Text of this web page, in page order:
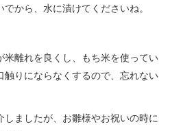
から、水に漬けてくださいね。
離れを良くし、もち米を使ってい
りにならなくするので、忘れない
ましたが、お雛様やお祝いの時に